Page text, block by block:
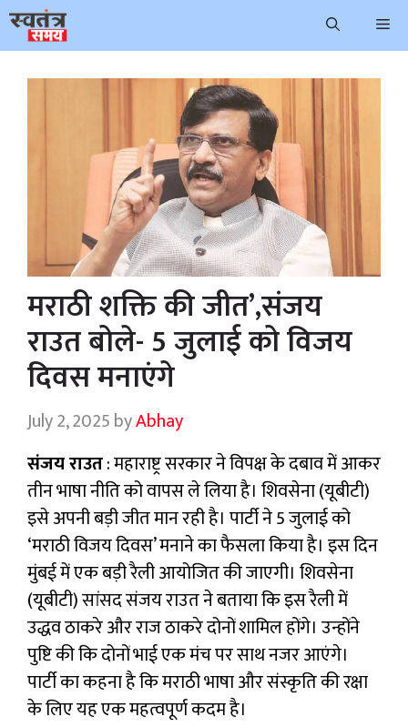
Skip
मराठी शक्ति की जीत’,संजय
राउत बोले- 5 जुलाई को विजय
दिवस मनाएंगे
July 2, 2025byAbhay
संजय राउत: महाराष्ट्र सरकार ने विपक्ष के दबाव में आकर
तीन भाषा नीति को वापस ले लिया है। शिवसेना (यूबीटी)
इसे अपनी बड़ी जीत मान रही है। पार्टी ने 5 जुलाई को
‘मराठी विजय दिवस’ मनाने का फैसला किया है। इस दिन
मुंबई में एक बड़ी रैली आयोजित की जाएगी। शिवसेना
(यूबीटी) सांसद संजय राउत ने बताया कि इस रैली में
उद्धव ठाकरे और राज ठाकरे दोनों शामिल होंगे। उन्होंने
पुष्टि की कि दोनों भाई एक मंच पर साथ नजर आएंगे।
पार्टी का कहना है कि मराठी भाषा और संस्कृति की रक्षा
के लिए यह एक महत्वपूर्ण कदम है।